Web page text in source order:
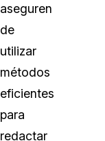
aseguren
de
utilizar
métodos
eficientes
para
redactar